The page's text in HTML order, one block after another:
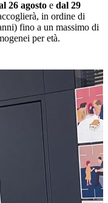
26 agosto e dal 29
in ordine di
fino a un massimo di
per età.